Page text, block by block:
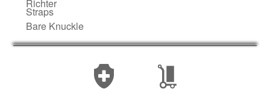
Richter
Straps
Bare Knuckle